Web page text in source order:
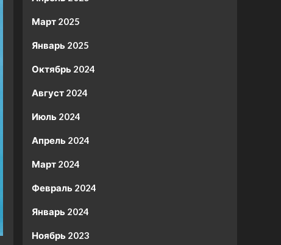
Март 2025
Январь 2025
Октябрь 2024
Август 2024
Июль 2024
Апрель 2024
Март 2024
Февраль 2024
Январь 2024
Ноябрь 2023